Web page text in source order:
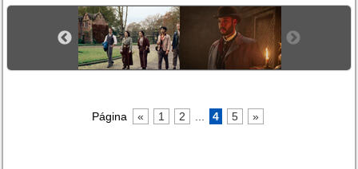
Página « 1 2 4 5 »